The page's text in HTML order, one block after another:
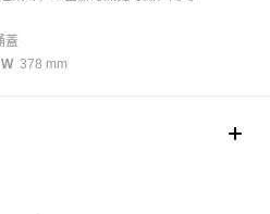
蓋
W 378 mm